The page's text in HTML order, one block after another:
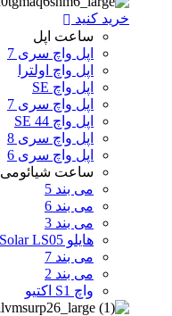
خرید کنید
ساعت اپل
اپل واچ سری 7
اپل واچ اولترا
اپل واچ SE
اپل واچ سری 7
اپل واچ SE 44
اپل واچ سری 8
اپل واچ سری 6
ساعت شیائومی
می بند 5
می بند 6
می بند 3
هایلو Solar LS05
می بند 7
می بند 2
واچ S1 اکتیو